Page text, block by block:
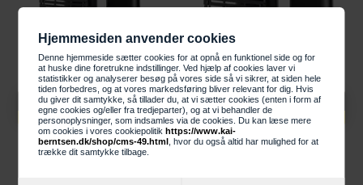
Hjemmesiden anvender cookies
Denne hjemmeside sætter cookies for at opnå en funktionel side og for
at huske dine foretrukne indstillinger. Ved hjælp af cookies laver vi
statistikker og analyserer besøg på vores side så vi sikrer, at siden hele
tiden forbedres, og at vores markedsføring bliver relevant for dig. Hvis
du giver dit samtykke, så tillader du, at vi sætter cookies (enten i form af
egne cookies og/eller fra tredjeparter), og at vi behandler de
personoplysninger, som indsamles via de cookies. Du kan læse mere
om cookies i vores cookiepolitikhttps://www.kai-
berntsen.dk/shop/cms-49.html , hvor du også altid har mulighed for at
trække dit samtykke tilbage.
Knaldhårde priser
999,00 DKK
OBH AG5018S0 Airfryer
2in1
Knaldhårde priser
949,00 DKK
OBH AG5058S0 Easy